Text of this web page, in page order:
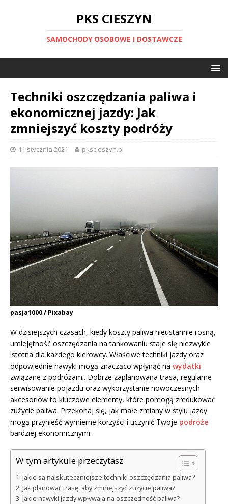
PKS CIESZYN
SAMOCHODY OSOBOWE I DOSTAWCZE
Techniki oszczędzania paliwa i
ekonomicznej jazdy: Jak
zmniejszyć koszty podróży
11 stycznia 2021 pkscieszyn.pl
pasja1000 / Pixabay
W dzisiejszych czasach, kiedy koszty paliwa nieustannie rosną,
umiejętność oszczędzania na tankowaniu staje się niezwykle
istotna dla każdego kierowcy. Właściwe techniki jazdy oraz
odpowiednie nawyki mogą znacząco wpłynąć na wydatki
związane z podróżami. Dobrze zaplanowana trasa, regularne
serwisowanie pojazdu oraz wykorzystanie nowoczesnych
akcesoriów to kluczowe elementy, które pomogą zredukować
zużycie paliwa. Przekonaj się, jak małe zmiany w stylu jazdy
mogą przynieść wymierne korzyści i uczynić Twoje podróże
bardziej ekonomicznymi.
W tym artykule przeczytasz
Jakie są najskuteczniejsze techniki oszczędzania paliwa?
Jak planować trasę, aby zmniejszyć zużycie paliwa?
Jakie nawyki jazdy wpływają na oszczędność paliwa?